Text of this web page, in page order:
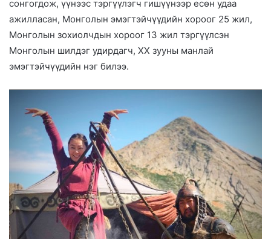
сонгогдож, үүнээс тэргүүлэгч гишүүнээр есөн удаа
ажилласан, Монголын эмэгтэйчүүдийн хороог 25 жил,
Монголын зохиолчдын хороог 13 жил тэргүүлсэн
Монголын шилдэг удирдагч, ХХ зууны манлай
эмэгтэйчүүдийн нэг билээ.